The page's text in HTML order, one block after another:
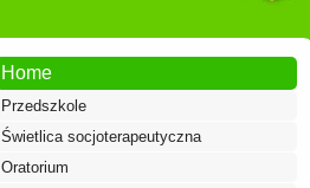
Home
Przedszkole
Świetlica socjoterapeutyczna
Oratorium